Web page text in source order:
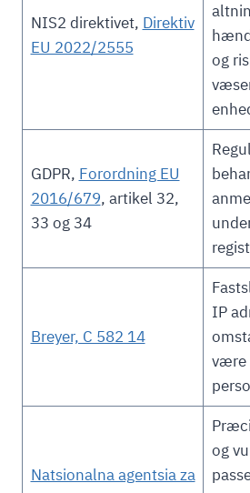
NIS2 direktivet, Direktiv
EU 2022/2555
og
GDPR, Forordning EU
2016/679, artikel 32,
33 og 34
Breyer, C 582 14
IP
være
Natsionalna agentsia za
og